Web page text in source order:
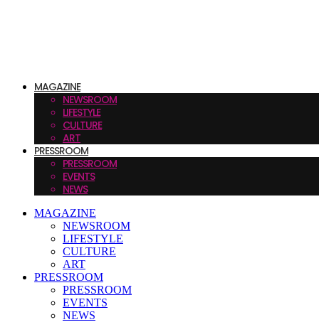
MAGAZINE
NEWSROOM
LIFESTYLE
CULTURE
ART
PRESSROOM
PRESSROOM
EVENTS
NEWS
MAGAZINE
NEWSROOM
LIFESTYLE
CULTURE
ART
PRESSROOM
PRESSROOM
EVENTS
NEWS